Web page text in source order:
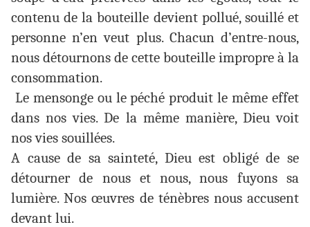
contenu de la bouteille devient pollué, souillé et
personne n’en veut plus. Chacun d’entre-nous,
nous détournons de cette bouteille impropre à la
consommation.
Le mensonge ou le péché produit le même effet
dans nos vies. De la même manière, Dieu voit
nos vies souillées.
A cause de sa sainteté, Dieu est obligé de se
détourner de nous et nous, nous fuyons sa
lumière. Nos œuvres de ténèbres nous accusent
devant lui.